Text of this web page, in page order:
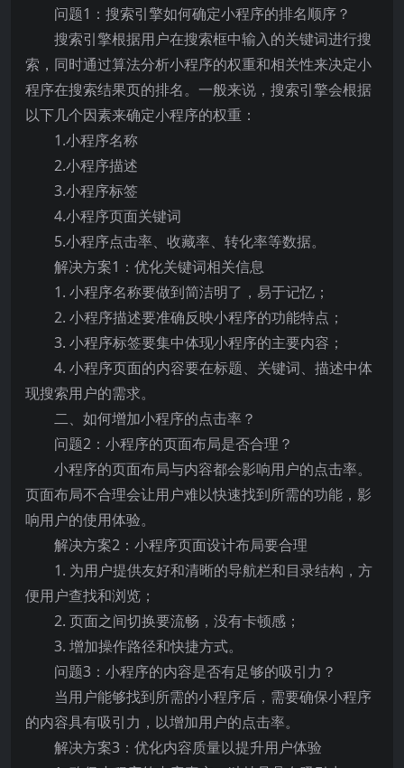
问题1：搜索引擎如何确定小程序的排名顺序？
搜索引擎根据用户在搜索框中输入的关键词进行搜
索，同时通过算法分析小程序的权重和相关性来决定小
程序在搜索结果页的排名。一般来说，搜索引擎会根据
以下几个因素来确定小程序的权重：
1.小程序名称
2.小程序描述
3.小程序标签
4.小程序页面关键词
5.小程序点击率、收藏率、转化率等数据。
解决方案1：优化关键词相关信息
1. 小程序名称要做到简洁明了，易于记忆；
2. 小程序描述要准确反映小程序的功能特点；
3. 小程序标签要集中体现小程序的主要内容；
4. 小程序页面的内容要在标题、关键词、描述中体
现搜索用户的需求。
二、如何增加小程序的点击率？
问题2：小程序的页面布局是否合理？
小程序的页面布局与内容都会影响用户的点击率。
页面布局不合理会让用户难以快速找到所需的功能，影
响用户的使用体验。
解决方案2：小程序页面设计布局要合理
1. 为用户提供友好和清晰的导航栏和目录结构，方
便用户查找和浏览；
2. 页面之间切换要流畅，没有卡顿感；
3. 增加操作路径和快捷方式。
问题3：小程序的内容是否有足够的吸引力？
当用户能够找到所需的小程序后，需要确保小程序
的内容具有吸引力，以增加用户的点击率。
解决方案3：优化内容质量以提升用户体验